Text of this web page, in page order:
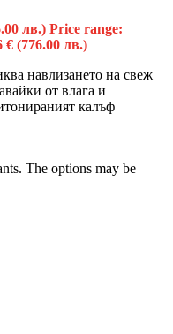
лв.) Price range:
€ (776.00 лв.)
навлизането на свеж
от влага и
калъф
The options may be